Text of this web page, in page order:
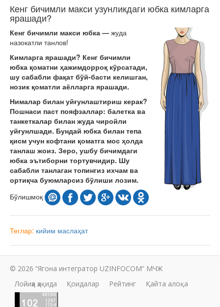
Кенг бичимли макси узунликдаги юбка кимларга
ярашади?
Кенг бичимли макси юбка — жуда
назокатли танлов!
Кимларга ярашади? Кенг бичимли
юбка қоматни ҳажимдорроқ кўрсатади,
шу сабабли фақат бўй-басти келишган,
нозик қоматли аёлларга ярашади.
Нималар билан уйғунлаштириш керак?
Пошнаси паст пояфзаллар: балетка ва
танкеткалар билан жуда чиройли
уйғунлшади. Бундай юбка билан тепа
қисм учун кофтани қоматга мос ҳолда
танлаш жоиз. Зеро, ушбу бичимдаги
юбка эътиборни тортувчидир. Шу
сабабли танлаган топингиз ихчам ва
ортиқча буюмларсиз бўлиши лозим.
Бўлишмоқ
Теглар: кийим маслаҳат
© 2026 “Ягона интегратор UZINFOCOM” МЧЖ
Лойиҳа ҳақида
Қоидалар Рейтинг Қайта алоқа